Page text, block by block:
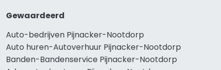
Gewaardeerd
Auto-bedrijven Pijnacker-Nootdorp
Auto huren-Autoverhuur Pijnacker-Nootdorp
Banden-Bandenservice Pijnacker-Nootdorp